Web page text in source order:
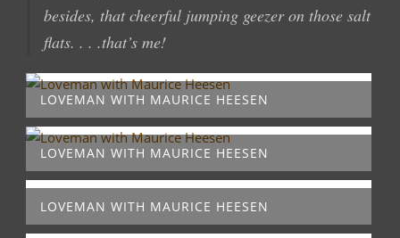
besides, that cheerful jumping geezer on those salt
flats. . . .that’s me!
LOVEMAN WITH MAURICE HEESEN
LOVEMAN WITH MAURICE HEESEN
LOVEMAN WITH MAURICE HEESEN